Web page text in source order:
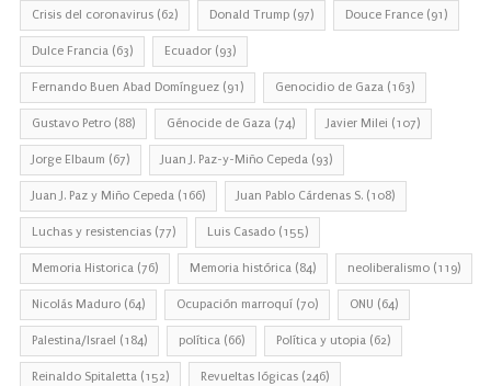
Crisis del coronavirus (62) Donald Trump (97) Douce France (91)
Dulce Francia (63) Ecuador (93)
Fernando Buen Abad Domínguez (91) Genocidio de Gaza (163)
Gustavo Petro (88) Génocide de Gaza (74) Javier Milei (107)
Jorge Elbaum (67) Juan J. Paz-y-Miño Cepeda (93)
Juan J. Paz y Miño Cepeda (166) Juan Pablo Cárdenas S. (108)
Luchas y resistencias (77) Luis Casado (155)
Memoria Historica (76) Memoria histórica (84) neoliberalismo (119)
Nicolás Maduro (64) Ocupación marroquí (70) ONU (64)
Palestina/Israel (184) política (66) Política y utopia (62)
Reinaldo Spitaletta (152) Revueltas lógicas (246)